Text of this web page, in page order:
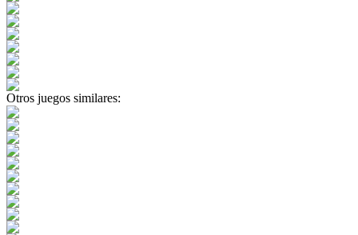
Otros juegos similares: